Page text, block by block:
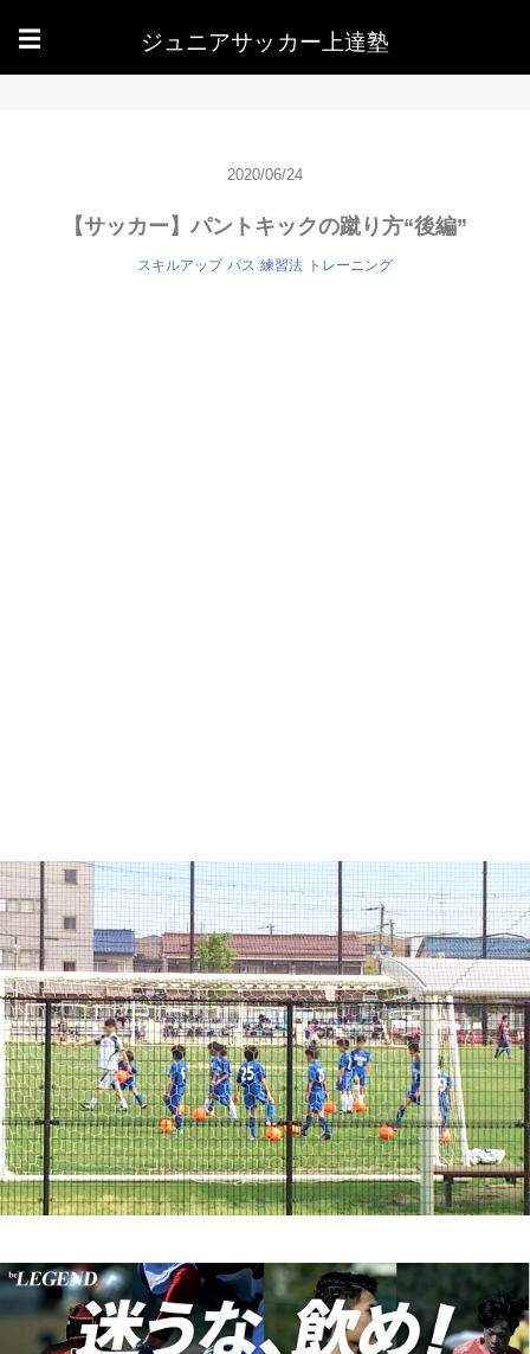
☰ ジュニアサッカー上達塾
2020/06/24
【サッカー】パントキックの蹴り方“後編”
スキルアップ パス 練習法 トレーニング